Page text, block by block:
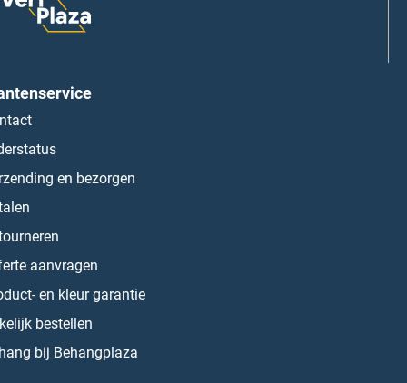
en bezorgen
aanvragen
en kleur garantie
bestellen
bij Behangplaza